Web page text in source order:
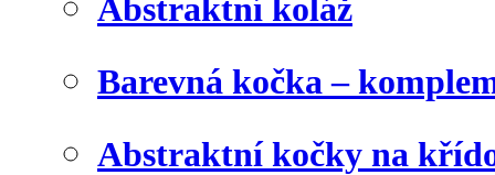
Abstraktní koláž
Barevná kočka –
Abstraktní kočky na